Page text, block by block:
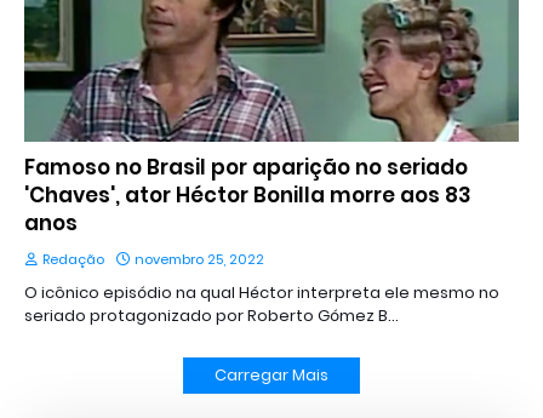
Famoso no Brasil por aparição no seriado
'Chaves', ator Héctor Bonilla morre aos 83
anos
Redação novembro 25, 2022
O icônico episódio na qual Héctor interpreta ele mesmo no
seriado protagonizado por Roberto Gómez B…
Carregar Mais